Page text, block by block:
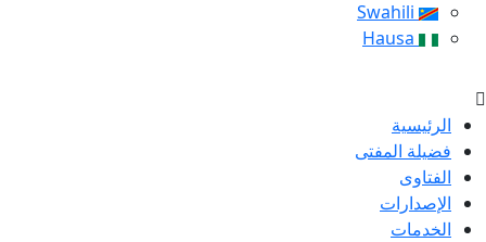
الرئيسية
فضيلة المفتى
الفتاوى
الإصدارات
الخدمات